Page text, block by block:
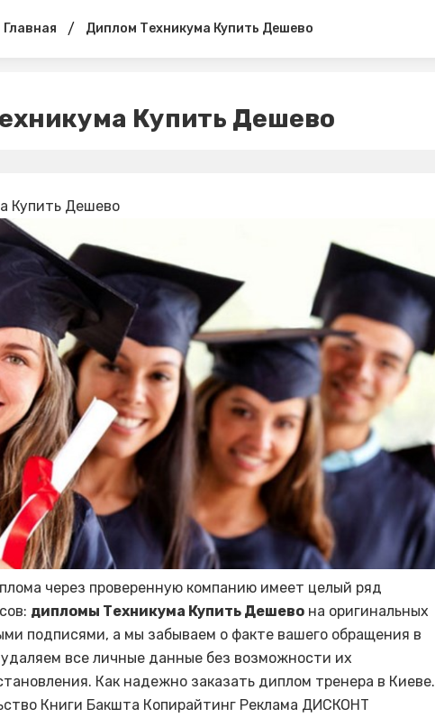
Главная / Диплом Техникума Купить Дешево
Купить Дешево
Купить Дешево
через проверенную компанию имеет целый ряд
дипломы Техникума Купить Дешево на оригинальных
подписями, а мы забываем о факте вашего обращения в
все личные данные без возможности их
Как надежно заказать диплом тренера в Киеве.
Книги Бакшта Копирайтинг Реклама ДИСКОНТ